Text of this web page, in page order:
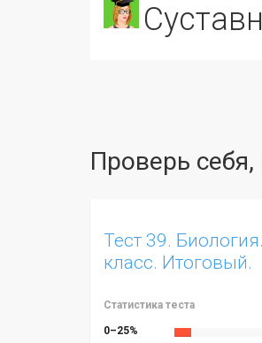
Проверь
Тест 39.
класс. Итоговый.
Статистика теста
0–25%